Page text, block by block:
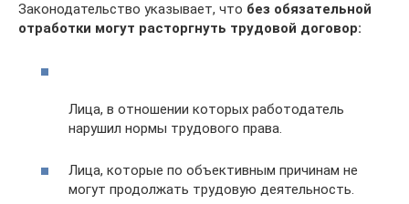
Законодательство указывает, что без обязательной
отработки могут расторгнуть трудовой договор:
Лица, в отношении которых работодатель
нарушил нормы трудового права.
Лица, которые по объективным причинам не
могут продолжать трудовую деятельность.